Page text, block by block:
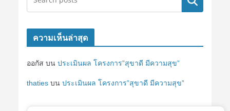
ความเห็นล่าสุด
ออกัส บน ประเมินผล โครงการ”สุขาดี มีความสุข”
thatiesบน ประเมินผล โครงการ”สุขาดี มีความสุข”